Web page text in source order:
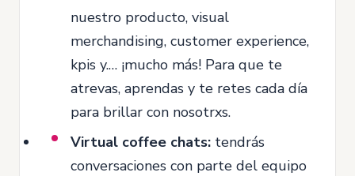
nuestro producto, visual
merchandising, customer experience,
kpis y.… ¡mucho más! Para que te
atrevas, aprendas y te retes cada día
para brillar con nosotrxs.
Virtual coffee chats: tendrás
conversaciones con parte del equipo